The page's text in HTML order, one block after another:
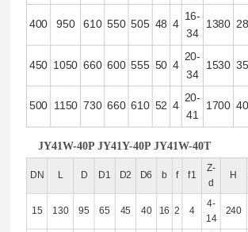
400 950 610 550 505 48 4
16-
34
1380
450 1050 660 600 555 50 4
20-
34
1530
500 1150 730 660 610 52 4
20-
41
1700
JY41W-40P JY41Y-40P JY41W-40T
DN D D1 D2 D6 b f f1
Z-
d
H
15 130 95 65 45 40 16 2 4
4-
14
240